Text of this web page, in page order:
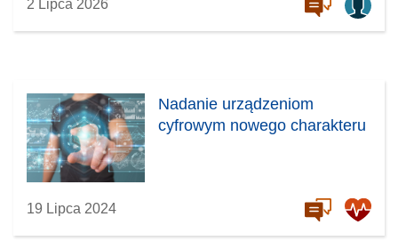
2 Lipca 2026
Nadanie urządzeniom
cyfrowym nowego charakteru
19 Lipca 2024